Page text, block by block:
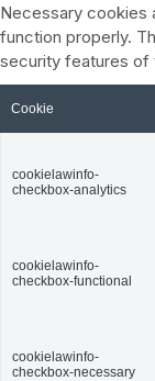
Necessary cookies
function properly.
security features of
Cookie
cookielawinfo-
checkbox-analytics
cookielawinfo-
checkbox-functional
cookielawinfo-
checkbox-necessary